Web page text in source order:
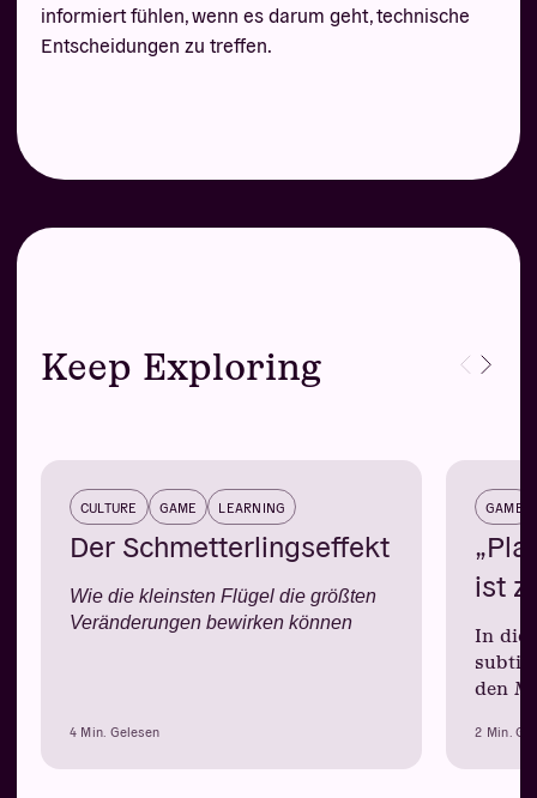
informiert fühlen, wenn es darum geht, technische
Entscheidungen zu treffen.
Keep Exploring
CULTURE GAME LEARNING
Der Schmetterlingseffekt
Wie die kleinsten Flügel die größten
Veränderungen bewirken können
4 Min. Gelesen
GAME
ist
In
den
2 Min.